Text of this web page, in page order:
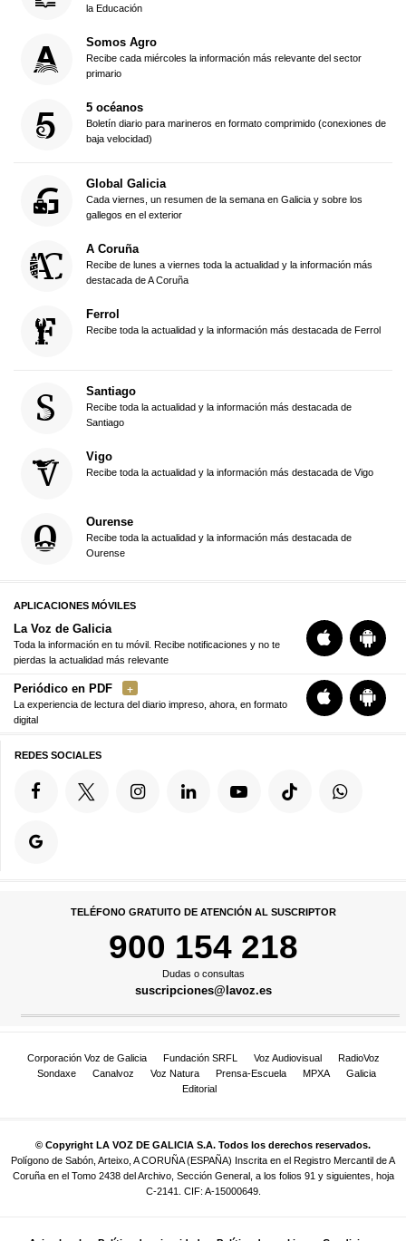
la Educación
Somos Agro
Recibe cada miércoles la información más relevante del sector
primario
5 océanos
Boletín diario para marineros en formato comprimido (conexiones de
baja velocidad)
Global Galicia
Cada viernes, un resumen de la semana en Galicia y sobre los
gallegos en el exterior
A Coruña
Recibe de lunes a viernes toda la actualidad y la información más
destacada de A Coruña
Ferrol
Recibe toda la actualidad y la información más destacada de Ferrol
Santiago
Recibe toda la actualidad y la información más destacada de
Santiago
Vigo
Recibe toda la actualidad y la información más destacada de Vigo
Ourense
Recibe toda la actualidad y la información más destacada de
Ourense
APLICACIONES MÓVILES
La Voz de Galicia
Toda la información en tu móvil. Recibe notificaciones y no te
pierdas la actualidad más relevante
Periódico en PDF
La experiencia de lectura del diario impreso, ahora, en formato
digital
REDES SOCIALES
TELÉFONO GRATUITO DE ATENCIÓN AL SUSCRIPTOR
900 154 218
Dudas o consultas
suscripciones@lavoz.es
Corporación Voz de Galicia Fundación SRFL Voz Audiovisual
RadioVoz
Sondaxe
Canalvoz Voz Natura Prensa-Escuela MPXA
Galicia
Editorial
© Copyright LA VOZ DE GALICIA S.A. Todos los derechos reservados.
Polígono de Sabón, Arteixo, A CORUÑA (ESPAÑA) Inscrita en el Registro Mercantil de A
Coruña en el Tomo 2438 del Archivo, Sección General, a los folios 91 y siguientes, hoja
C-2141. CIF: A-15000649.